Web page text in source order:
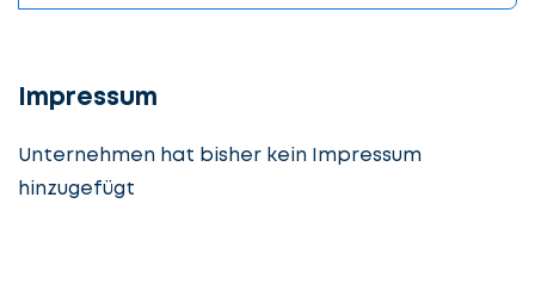
Impressum
Unternehmen hat bisher kein Impressum
hinzugefügtSteuerberatung